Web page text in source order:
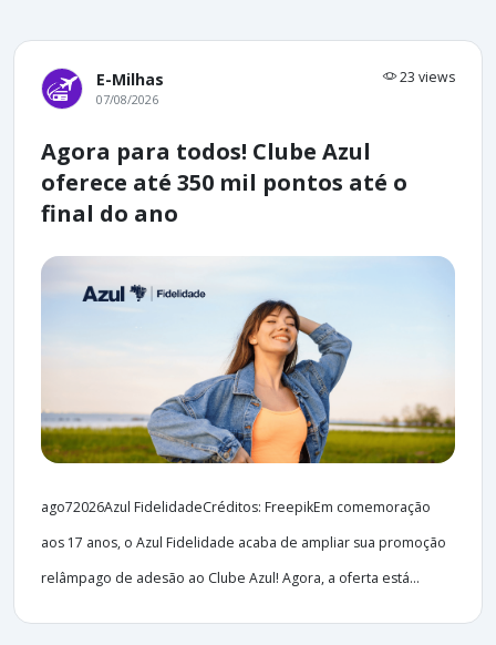
E-Milhas 23 views
07/08/2026
Agora para todos! Clube Azul
oferece até 350 mil pontos até o
final do ano
ago72026Azul FidelidadeCréditos: FreepikEm comemoração
aos 17 anos, o Azul Fidelidade acaba de ampliar sua promoção
relâmpago de adesão ao Clube Azul! Agora, a oferta está...